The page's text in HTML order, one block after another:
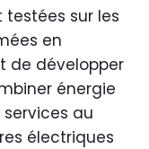
sur les
en
de développer
énergie
au
électriques